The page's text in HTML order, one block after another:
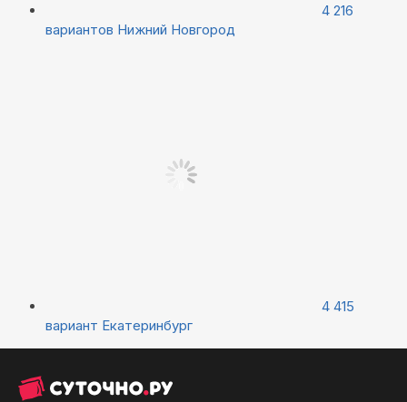
4 216
вариантов Нижний Новгород
4 415
вариант Екатеринбург